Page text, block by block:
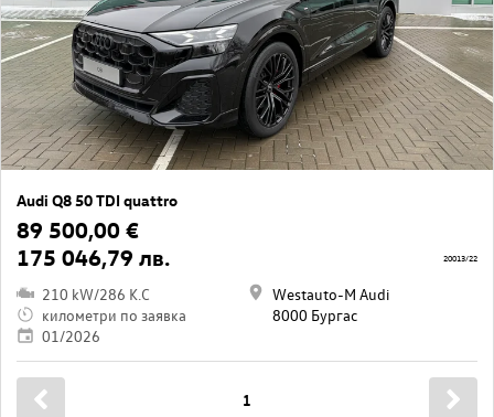
Audi Q8 50 TDI quattro
89 500,00 €
175 046,79 лв.
210 kW/286 K.C
километри по заявка
01/2026
Westauto-M Audi
8000 Бургас
20013/22
1